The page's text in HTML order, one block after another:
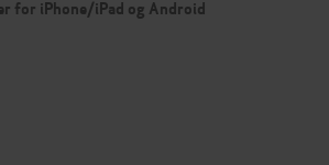
for iPhone/iPad og Android